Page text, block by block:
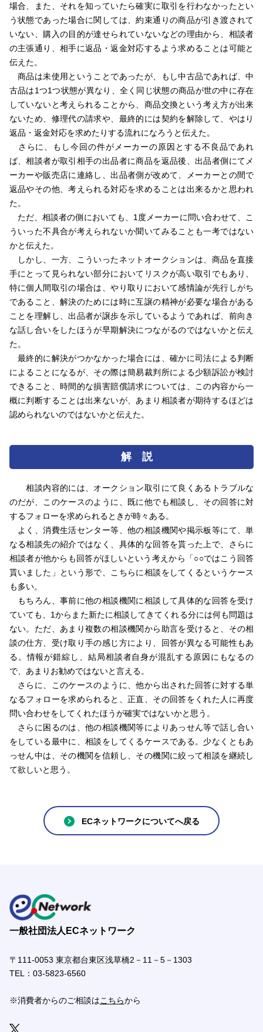
場合、また、それを知っていたら確実に取引を行わなかったとい
う状態であった場合に関しては、約束通りの商品が引き渡されて
いない、購入の目的が達せられていないなどの理由から、相談者
の主張通り、相手に返品・返金対応するよう求めることは可能と
伝えた。
商品は未使用ということであったが、もし中古品であれば、中
古品は1つ1つ状態が異なり、全く同じ状態の商品が世の中に存在
していないと考えられることから、商品交換という考え方が出来
ないため、修理代の請求や、最終的には契約を解除して、やはり
返品・返金対応を求めたりする流れになろうと伝えた。
さらに、もし今回の件がメーカーの原因とする不良品であれ
ば、相談者が取引相手の出品者に商品を返品後、出品者側にてメ
ーカーや販売店に連絡し、出品者側が改めて、メーカーとの間で
返品やその他、考えられる対応を求めることは出来るかと思われ
た。
ただ、相談者の側においても、1度メーカーに問い合わせて、こ
ういった不具合が考えられないか聞いてみることも一考ではない
かと伝えた。
しかし、一方、こういったネットオークションは、商品を直接
手にとって見られない部分においてリスクが高い取引でもあり、
特に個人間取引の場合は、やり取りにおいて感情論が先行しがち
であること、解決のためには時に互譲の精神が必要な場合がある
ことを理解し、出品者が譲歩を示しているようであれば、前向き
な話し合いをしたほうが早期解決につながるのではないかと伝え
た。
最終的に解決がつかなかった場合には、確かに司法による判断
によることになるが、その際は簡易裁判所による少額訴訟が検討
できること、時間的な損害賠償請求については、この内容から一
概に判断することは出来ないが、あまり相談者が期待するほどは
認められないのではないかと伝えた。
解 説
相談内容的には、オークション取引にて良くあるトラブルな
のだが、このケースのように、既に他でも相談し、その回答に対
するフォローを求められるときが時々ある。
よく、消費生活センター等、他の相談機関や掲示板等にて、単
なる相談先の紹介ではなく、具体的な回答を貰った上で、さらに
相談者が他からも回答がほしいという考えから「○○ではこう回答
貰いました」という形で、こちらに相談をしてくるというケース
も多い。
もちろん、事前に他の相談機関に相談して具体的な回答を受け
ていても、1からまた新たに相談してきてくれる分には何も問題は
ない。ただ、あまり複数の相談機関から助言を受けると、その相
談の仕方、受け取り手の感じ方により、回答が異なる可能性もあ
る。情報が錯綜し、結局相談者自身が混乱する原因にもなるの
で、あまりお勧めではないと言える。
さらに、このケースのように、他から出された回答に対する単
なるフォローを求められると、正直、その回答をくれた人に再度
問い合わせをしてくれたほうが確実ではないかと思う。
さらに困るのは、他の相談機関等によりあっせん等で話し合い
をしている最中に、相談をしてくるケースである。少なくともあ
っせん中は、その機関を信頼し、その機関に絞って相談を継続し
て欲しいと思う。
ECネットワークについてへ戻る
一般社団法人ECネットワーク
〒111-0053 東京都台東区浅草橋2－11－5－1303
TEL： 03-5823-6560
※消費者からのご相談はこちらから